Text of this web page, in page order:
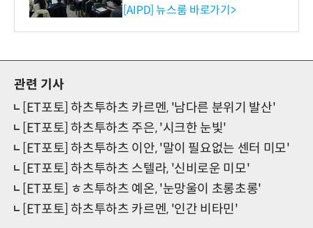
재산처 1호 AI IP데이터분석
[AIPD] 뉴스룸 바로가기>
관련 기사
[ET포토] 하츠투하츠 카르멘, '남다른 분위기 발산'
[ET포토] 하츠투하츠 주은, '시크한 눈빛'
[ET포토] 하츠투하츠 이안, '말이 필요없는 센터 미모'
[ET포토] 하츠투하츠 스텔라, '신비로운 미모'
[ET포토] ㅎ츠투하츠 예온, '눈망울이 초롱초롱'
[ET포토] 하츠투하츠 카르멘, '인간 비타민'